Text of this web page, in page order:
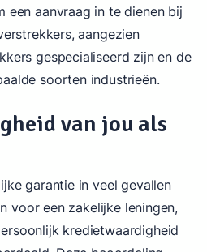
een aanvraag in te dienen bij
aangezien
gespecialiseerd zijn en de
soorten industrieën.
van jou als
garantie in veel gevallen
voor een zakelijke leningen,
kredietwaardigheid